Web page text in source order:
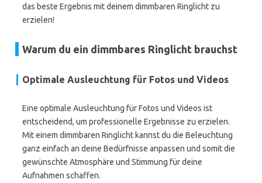
das beste Ergebnis mit deinem dimmbaren Ringlicht zu
erzielen!
Warum du ein dimmbares Ringlicht brauchst
Optimale Ausleuchtung für Fotos und Videos
Eine optimale Ausleuchtung für Fotos und Videos ist
entscheidend, um professionelle Ergebnisse zu erzielen.
Mit einem dimmbaren Ringlicht kannst du die Beleuchtung
ganz einfach an deine Bedürfnisse anpassen und somit die
gewünschte Atmosphäre und Stimmung für deine
Aufnahmen schaffen.